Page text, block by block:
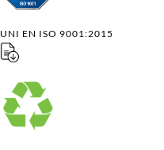
UNI EN ISO 9001:2015